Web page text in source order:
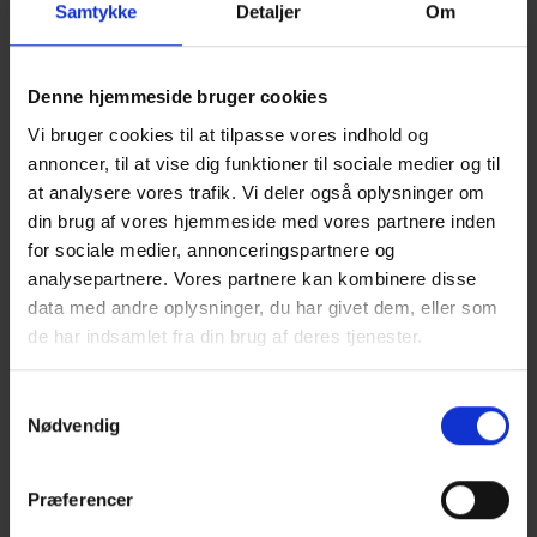
Samtykke Detaljer Om
Denne hjemmeside bruger cookies
Vi bruger cookies til at tilpasse vores indhold og
annoncer, til at vise dig funktioner til sociale medier og til
at analysere vores trafik. Vi deler også oplysninger om
din brug af vores hjemmeside med vores partnere inden
for sociale medier, annonceringspartnere og
analysepartnere. Vores partnere kan kombinere disse
data med andre oplysninger, du har givet dem, eller som
de har indsamlet fra din brug af deres tjenester.
Nødvendig
Præferencer
TRÆ 58 TRÆSPÆR 2